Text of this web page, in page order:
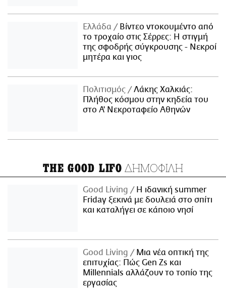
Ελλάδα
Βίντεο ντοκουμέντο από
το τροχαίο στις Σέρρες: Η στιγμή
της σφοδρής σύγκρουσης - Νεκροί
μητέρα και γιος
Πολιτισμός
Λάκης Χαλκιάς:
Πλήθος κόσμου στην κηδεία του
στο Α' Νεκροταφείο Αθηνών
THE GOOD LIFO ΔΗΜΟΦΙΛΗ
Good Living
Η ιδανική summer
Friday ξεκινά με δουλειά στο σπίτι
και καταλήγει σε κάποιο νησί
Good Living
Μια νέα οπτική της
επιτυχίας: Πώς Gen Zs και
Millennials αλλάζουν το τοπίο της
εργασίας